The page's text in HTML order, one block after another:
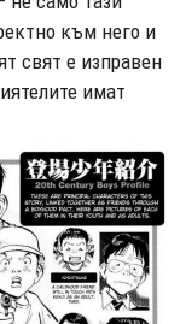
към него и
свят е изправен
имат